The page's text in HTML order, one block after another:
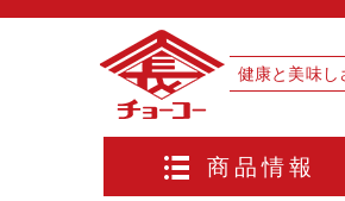
健康と美味し
商品情報